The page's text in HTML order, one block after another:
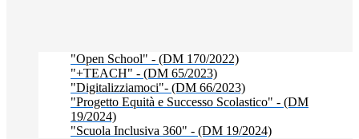
"Open School" - (DM 170/2022)
"+TEACH" - (DM 65/2023)
"Digitalizziamoci"- (DM 66/2023)
"Progetto Equità e Successo Scolastico" - (DM
19/2024)
"Scuola Inclusiva 360" - (DM 19/2024)